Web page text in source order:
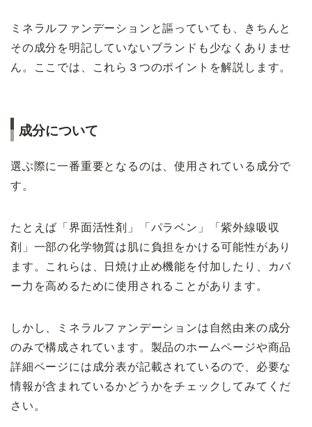
ミネラルファンデーションと謳っていても、きちんと
その成分を明記していないブランドも少なくありませ
ん。ここでは、これら３つのポイントを解説します。
成分について
選ぶ際に一番重要となるのは、使用されている成分で
す。
たとえば「界面活性剤」「パラベン」「紫外線吸収
剤」一部の化学物質は肌に負担をかける可能性があり
ます。これらは、日焼け止め機能を付加したり、カバ
ー力を高めるために使用されることがあります。
しかし、ミネラルファンデーションは自然由来の成分
のみで構成されています。製品のホームページや商品
詳細ページには成分表が記載されているので、必要な
情報が含まれているかどうかをチェックしてみてくだ
さい。